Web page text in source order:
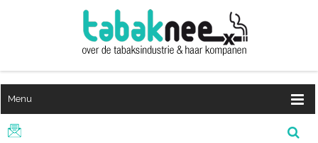
Menu